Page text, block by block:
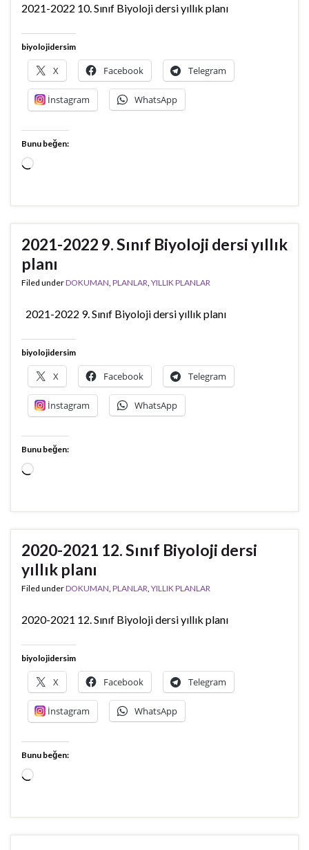
2021-2022 10. Sınıf Biyoloji dersi yıllık planı
biyolojidersim
X Facebook Telegram
İnstagram WhatsApp
Bunu beğen:
Yükleniyor...
2021-2022 9. Sınıf Biyoloji dersi yıllık
planı
Filed underDOKUMAN PLANLAR YILLIK PLANLAR
2021-2022 9. Sınıf Biyoloji dersi yıllık planı
biyolojidersim
X Facebook Telegram
İnstagram WhatsApp
Bunu beğen:
Yükleniyor...
2020-2021 12. Sınıf Biyoloji dersi
yıllık planı
Filed underDOKUMAN PLANLAR YILLIK PLANLAR
2020-2021 12. Sınıf Biyoloji dersi yıllık planı
biyolojidersim
X Facebook Telegram
İnstagram WhatsApp
Bunu beğen:
Yükleniyor...